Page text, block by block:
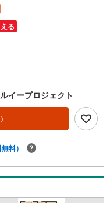
る
イープロジェクト
料）